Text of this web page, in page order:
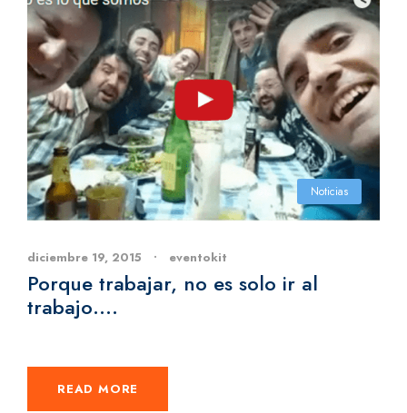
Noticias
diciembre 19, 2015 • eventokit
Porque trabajar, no es solo ir al
trabajo….
READ MORE